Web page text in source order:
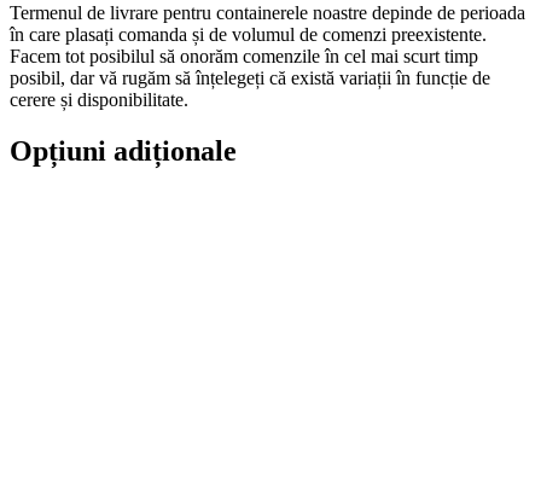
Termenul de livrare pentru containerele noastre depinde de perioada
în care plasați comanda și de volumul de comenzi preexistente.
Facem tot posibilul să onorăm comenzile în cel mai scurt timp
posibil, dar vă rugăm să înțelegeți că există variații în funcție de
cerere și disponibilitate.
Opțiuni adiționale